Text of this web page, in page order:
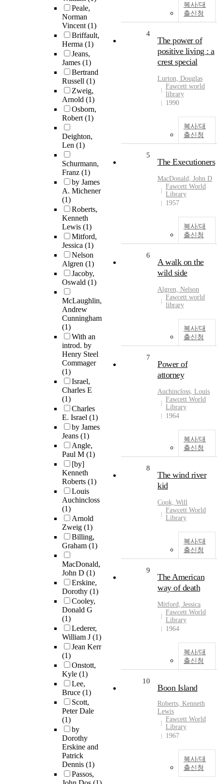
Peale,
Norman
Vincent(1)
Briffault,
Herma (1)
Jeans,
James (1)
Bertrand
Russell (1)
Zweig,
Arnold (1)
Osborn,
Robert(1)
Deighton,
Len (1)
Schurmann,
Franz (1)
by James
A. Michener
(1)
Roberts,
Kenneth
Lewis (1)
Mitford,
Jessica (1)
Nelson
Algren (1)
Jacoby,
Oswald (1)
McLaughlin,
Andrew
Cunningham
(1)
With an
introd. by
Henry Steel
Commager
(1)
Israel,
Charles E
(1)
Charles
E. Israel (1)
by James
Jeans (1)
Angle,
Paul M (1)
[by]
Kenneth
Roberts (1)
Louis
Auchincloss
(1)
Arnold
Zweig (1)
Billing,
Graham (1)
MacDonald,
John D (1)
Erskine,
Dorothy (1)
Cooley,
Donald G
(1)
Lederer,
William J (1)
Jean Kerr
(1)
Onstott,
Kyle (1)
Lee,
Bruce (1)
Scott,
Peter Dale
(1)
by
Dorothy
Erskine and
Patrick
Dennis (1)
Passos,
복사/대
출신청
4
The power of
positive living : a
crest special
Lurton, Douglas
Fawcett world
library
1990
복사/대
출신청
5
The Executioners
MacDonald, John D
Fawcett World
Library
1957
복사/대
출신청
6
A walk on the
wild side
Algren, Nelson
Fawcett world
library
복사/대
출신청
7
Power of
attorney
Auchincloss, Louis
Fawcett World
Library
1964
복사/대
출신청
8
The wind river
kid
Cook, Will
Fawcett World
Library
복사/대
출신청
9
The American
way of death
Mitford, Jessica
Fawcett World
Library
1964
복사/대
출신청
10
Boon Island
Roberts, Kenneth
Lewis
Fawcett World
Library
1967
복사/대
출신청